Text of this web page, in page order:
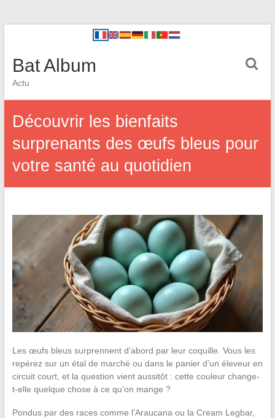
Bat Album
Actu
Découvrir les bienfaits
surprenants des œufs bleus pour
votre santé au quotidien
Les œufs bleus surprennent d’abord par leur coquille. Vous les
repérez sur un étal de marché ou dans le panier d’un éleveur en
circuit court, et la question vient aussitôt : cette couleur change-
t-elle quelque chose à ce qu’on mange ?
Pondus par des races comme l’Araucana ou la Cream Legbar,